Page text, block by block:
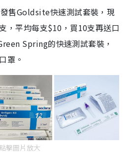
售Goldsite快速測試套裝，現
，平均每支$10，買10支再送口
Spring的快速測試套裝，
罩。
點擊圖片放大